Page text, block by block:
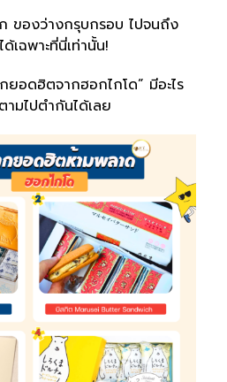
ของว่างกรุบกรอบ ไปจนถึง
ฉพาะที่นี่เท่านั้น!
อดฮิตจากฮอกไกโด” มีอะไร
ามไปตำกันได้เลย